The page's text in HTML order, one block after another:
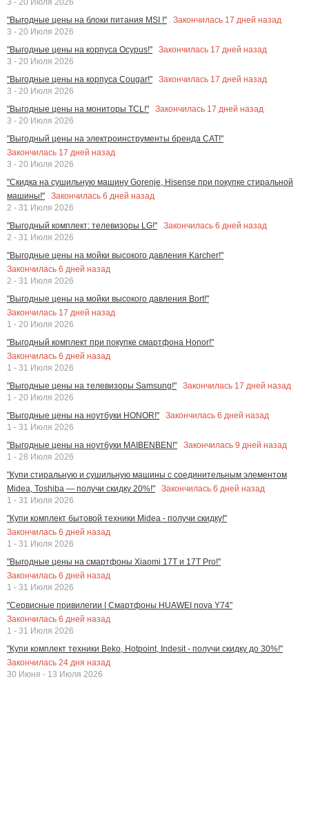
"Выгодные цены на блоки питания MSI !"
Закончилась 17 дней назад
3 - 20 Июля 2026
"Выгодные цены на корпуса Ocypus!"
Закончилась 17 дней назад
3 - 20 Июля 2026
"Выгодные цены на корпуса Cougar!"
Закончилась 17 дней назад
3 - 20 Июля 2026
"Выгодные цены на мониторы TCL!"
Закончилась 17 дней назад
3 - 20 Июля 2026
"Выгодный цены на электроинструменты бренда CAT!"
Закончилась 17 дней назад
3 - 20 Июля 2026
"Скидка на сушильную машину Gorenje, Hisense при покупке стиральной
машины!"
Закончилась 6 дней назад
2 - 31 Июля 2026
"Выгодный комплект: телевизоры LG!"
Закончилась 6 дней назад
2 - 31 Июля 2026
"Выгодные цены на мойки высокого давления Karcher!"
Закончилась 6 дней назад
2 - 31 Июля 2026
"Выгодные цены на мойки высокого давления Bort!"
Закончилась 17 дней назад
1 - 20 Июля 2026
"Выгодный комплект при покупке смартфона Honor!"
Закончилась 6 дней назад
1 - 31 Июля 2026
"Выгодные цены на телевизоры Samsung!"
Закончилась 17 дней назад
1 - 20 Июля 2026
"Выгодные цены на ноутбуки HONOR!"
Закончилась 6 дней назад
1 - 31 Июля 2026
"Выгодные цены на ноутбуки MAIBENBEN!"
Закончилась 9 дней назад
1 - 28 Июля 2026
"Купи стиральную и сушильную машины с соединительным элементом
Midea, Toshiba — получи скидку 20%!"
Закончилась 6 дней назад
1 - 31 Июля 2026
"Купи комплект бытовой техники Midea - получи скидку!"
Закончилась 6 дней назад
1 - 31 Июля 2026
"Выгодные цены на смартфоны Xiaomi 17T и 17T Pro!"
Закончилась 6 дней назад
1 - 31 Июля 2026
"Сервисные привилегии | Смартфоны HUAWEI nova Y74"
Закончилась 6 дней назад
1 - 31 Июля 2026
"Купи комплект техники Beko, Hotpoint, Indesit - получи скидку до 30%!"
Закончилась 24 дня назад
30 Июня - 13 Июля 2026